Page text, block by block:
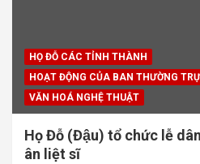
HỌ ĐỖ CÁC TỈNH THÀNH
HOẠT ĐỘNG CỦA BAN THƯỜNG
VĂN HOÁ NGHỆ THUẬT
Họ Đỗ (Đậu) tổ chức lễ
ân liệt sĩ